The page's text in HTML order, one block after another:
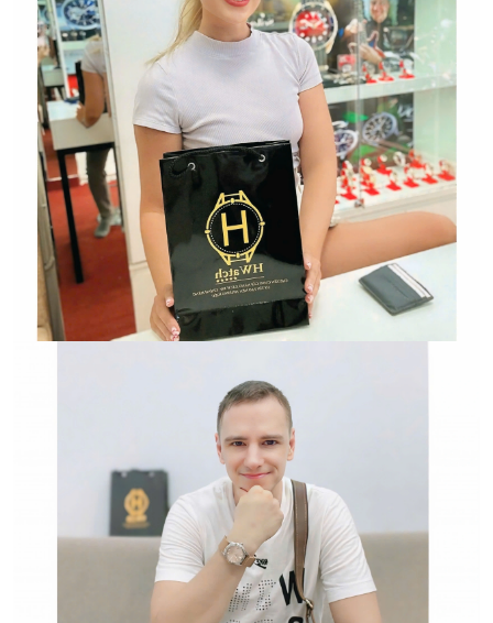
HWATCH Chuyên Nhập khẩu Và Phân Phối Các Loại
Đồng Hồ Chính Hãng
Hwatch Chuyên Nhập khẩu Và Phân Phối Các Loại
Đồng Hồ Chính Hãng
Hwatch Chuyên Nhập khẩu Và Phân Phối Các Loại
Đồng Hồ Chính Hãng